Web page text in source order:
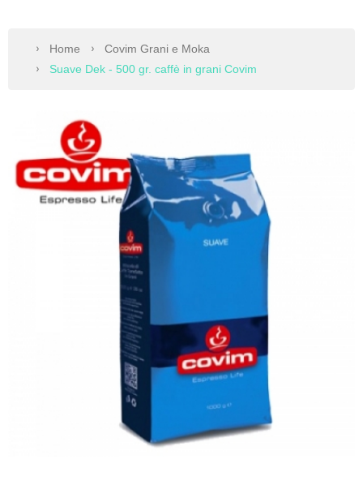
Home
Covim Grani e Moka
Suave Dek - 500 gr. caffè in grani Covim